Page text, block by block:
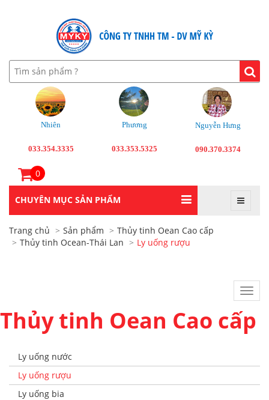
Nhiên
033.354.3335
Phương
033.353.5325
Nguyễn Hưng
090.370.3374
0
CHUYÊN MỤC SẢN PHẨM
Trang chủ Sản phẩm
Thủy tinh Oean Cao cấp
Thủy tinh Ocean-Thái Lan
Ly uống rượu
Thủy tinh Oean Cao cấp
Ly uống nước
Ly uống rượu
Ly uống bia